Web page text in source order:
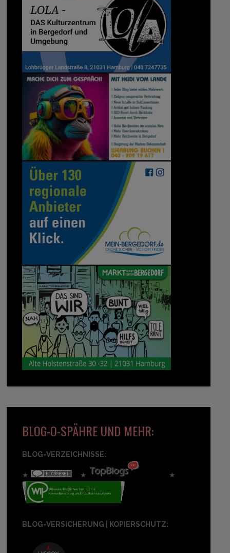
BLOG-O-SPÄHRE UND MEHR:
BLOG-VERZEICHNISSE:
★ ★ ★
BLOG-VERSICHERUNG | KOPIERSCHUTZ: